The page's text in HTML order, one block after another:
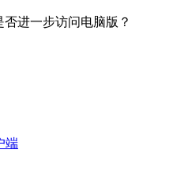
进一步访问电脑版？
端